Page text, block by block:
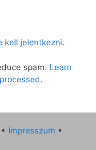
kell jelentkezni.
spam. Learn
• Impresszum •